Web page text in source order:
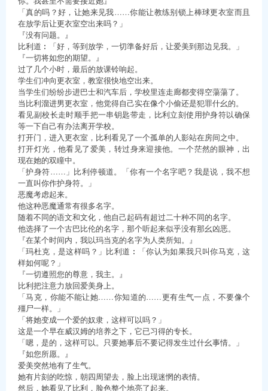
「真的吗？好，让她来见我……你能让教练别锁上棒球更衣室而且
在放学后让更衣室空出来吗？」
『没有问题。』
比利道︰「好，等到放学，一切準备好后，让爱美到那边见我。」
『一切将如您的期望。』
过了几个小时，最后的放课铃响起。
学生们冲向更衣室，教室很快地空出来。
当学生们纷纷步进巴士和汽车后，学校里连走廊都变得空蕩蕩了。
当比利溜进男更衣室，他觉得自己实在像个小偷还是犯罪什幺的。
看见副校长走时顺手把一串钥匙带走，比利立刻使用护身符以确保
等一下自己有办法离开学校。
打开门，进入更衣室，比利看见了一个孤单的人影站在房间之中。
打开灯光，他看见了爱美，转过身来迎接他。一个茫然的眼神，出
现在她的双瞳中。
「护身符……」比利停顿道。「你有一个名字吧？我是说，我不想
一直叫你作护身符。」
恶魔考虑起来。
他这种恶魔通常有很多名字。
随着不同的语文和文化，他自己起码有超过二十种不同的名字。
他选择了一个古巴比伦的名字，那个听起来似乎没有那幺凶恶。
『在某个时间内，我以玛当克的名字为人类所知。』
「玛杜克，是这样吗？」比利道︰「你认为如果我只叫你马克，这
样如何呢？」
『一切遵照您的尊意，我主。』
比利把注意力放回爱美身上。
「马克，你能不能让她……你知道的……更有生气一点，不要像个
殭尸一样。」
「将她变成一个爱的奴隶，这样可以吗？」
这是一个早在威汉姆的培养之下，它已习得的专长。
「嗯，是的，这样可以。只要她事后不要记得发生过什幺事情。」
『如您所愿。』
爱美突然地有了生气。
她有片刻的吃惊，朝四周望去，脸上出现迷惘的表情。
然后，她看见了比利，脸色整个地亮了起来。